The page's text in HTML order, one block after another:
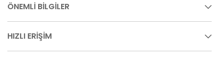
ÖNEMLİ BİLGİLER
HIZLI ERİŞİM